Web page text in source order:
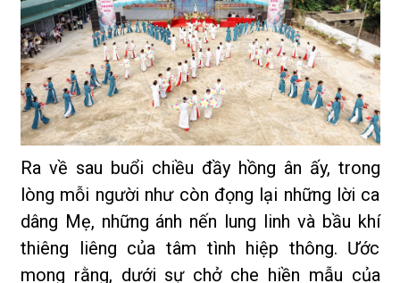
Ra về sau buổi chiều đầy hồng ân ấy, trong
lòng mỗi người như còn đọng lại những lời ca
dâng Mẹ, những ánh nến lung linh và bầu khí
thiêng liêng của tâm tình hiệp thông. Ước
mong rằng, dưới sự chở che hiền mẫu của